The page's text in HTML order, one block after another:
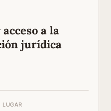
a la
jurídica
LUGAR